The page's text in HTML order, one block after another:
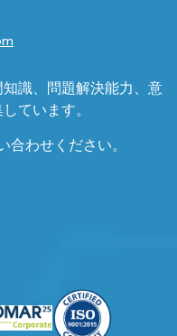
識、問題解決能力、意
ています。
合わせください。